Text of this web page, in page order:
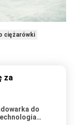
ciężarówki
za
do